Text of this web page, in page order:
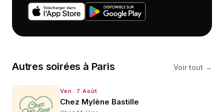
Autres soirées à Paris Voir tout →
Ven. 7 Août
Chez Mylène Bastille